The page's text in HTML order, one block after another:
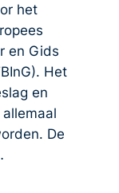
het
en Gids
Het
en
De